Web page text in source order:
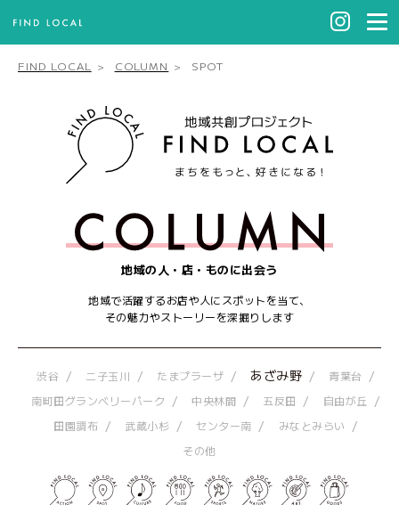
FIND LOCAL COLUMN SPOT
地域の人・店・ものに出会う
地域で活躍するお店や人にスポットを当て、
その魅力やストーリーを深掘りします
渋谷 二子玉川 たまプラーザ あざみ野
青葉台
南町田グランベリーパーク
中央林間 五反田
自由が丘
田園調布
武蔵小杉 センター南
みなとみらい
その他